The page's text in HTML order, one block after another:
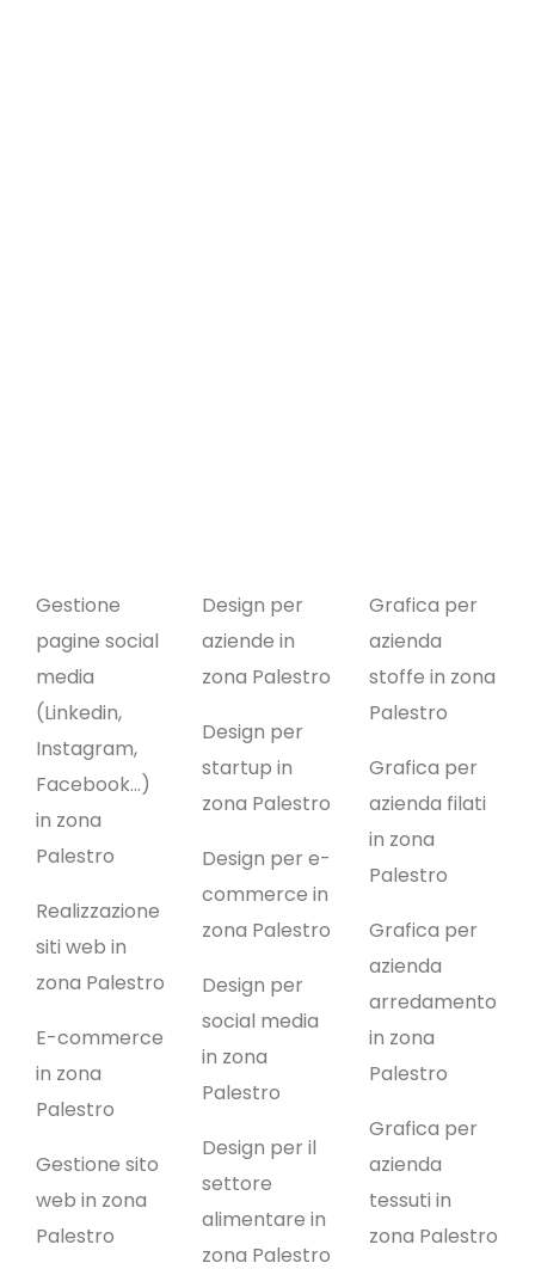
Gestione
pagine social
media
(Linkedin,
Instagram,
Facebook…)
in zona
Palestro
Realizzazione
siti web in
zona Palestro
E-commerce
in zona
Palestro
Gestione sito
web in zona
Palestro
Design per
aziende in
zona Palestro
Design per
startup in
zona Palestro
Design per e-
commerce in
zona Palestro
Design per
social media
in zona
Palestro
Design per il
settore
alimentare in
zona Palestro
Grafica per
azienda
stoffe in zona
Palestro
Grafica per
azienda filati
in zona
Palestro
Grafica per
azienda
arredamento
in zona
Palestro
Grafica per
azienda
tessuti in
zona Palestro